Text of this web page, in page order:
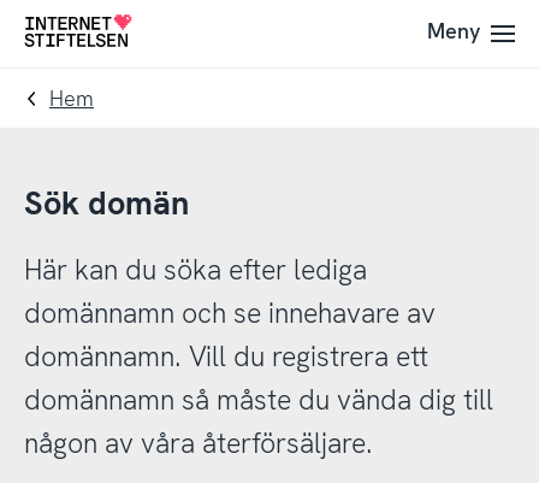
Till
navigering
Till
innehåll
Till
Meny
Hem
Sök domän
Här kan du söka efter lediga
domännamn och se innehavare av
domännamn. Vill du registrera ett
domännamn så måste du vända dig till
någon av våra återförsäljare.